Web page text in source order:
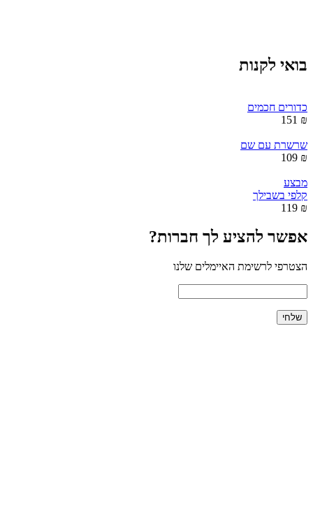
בואי לקנות
כדורים חכמים
₪ 151
שרשרת עם שם
₪ 109
מבצע
קלפי בשבילך
₪ 119
אפשר להציע לך חברות?
הצטרפי לרשימת האיימלים שלנו